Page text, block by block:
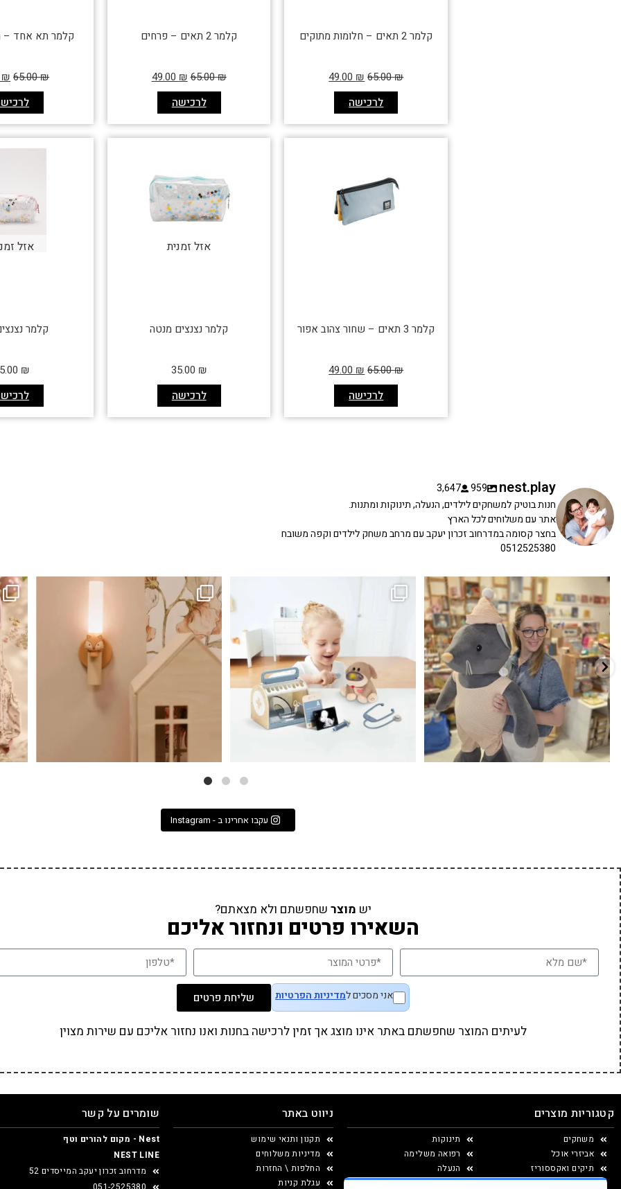
קלמר 2 תאים – חלומות מתוקים
לרכישה
65.00₪
49.00 ₪
קלמר 2 תאים – פרחים
לרכישה
65.00₪
49.00 ₪
קלמר תא אחד –
65.00₪
₪
קלמר 3 תאים – שחור צהוב אפור
לרכישה
65.00₪
49.00 ₪
אזל זמנית
קלמר נצנצים מנטה
לרכישה
35.00 ₪
אזל
קלמר
₪
nest.play
959
3,647
חנות בוטיק למשחקים לילדים, הנעלה, תינוקות ומתנות.
אתר עם משלוחים לכל הארץ
בחצר קסומה במדרחוב זכרון יעקב עם מרחב משחק לילדים וקפה משובח
0512525380
גם פריט עיצובי לחדר, גם מנורת לילה מרגיעה, וגם...
0
7 0
כשפתחתי את החנות חלמתי ליצור מקום שהייתי
שמחה
39 16
עקבו אחרינו ב - Instagram
יש מוצר שחפשתם ולא מצאתם?
השאירו פרטים ונחזור אליכם
אני מסכים למדיניות הפרטיות שליחת פרטים
לעיתים המוצר שחפשתם באתר אינו מוצג אך זמין לרכישה בחנות ואנו נחזור אליכם עם שירות מצוין
קטגוריות מוצרים
משחקים
אביזרי אוכל
תיקים ואקססוריז
יצירה ומוצרי נייר
תינוקות
רפואה משלימה
הנעלה
ניווט באתר
תקנון ותנאי שימוש
מדיניות משלוחים
החלפות \ החזרות
עגלת קניות
שומרים על קשר
Nest - מקום להורים וטף
NEST LINE
מדרחוב זכרון יעקב המייסדים 52